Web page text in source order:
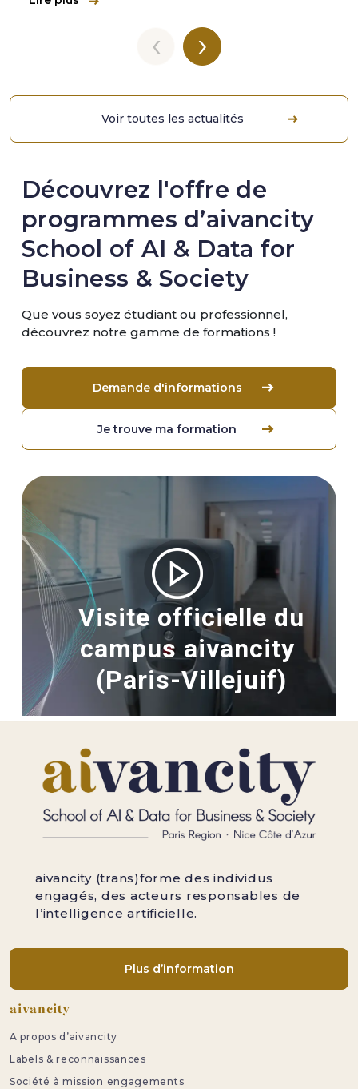
‹ ›
Voir toutes les actualités
Découvrez l'offre de
programmes d’aivancity
School of AI & Data for
Business & Society
Que vous soyez étudiant ou professionnel,
découvrez notre gamme de formations !
Demande d'informations
Je trouve ma formation
Image
Visite officielle du
campus aivancity
(Paris-Villejuif)
aivancity (trans)forme des individus
engagés, des acteurs responsables de
l’intelligence artificielle.
Plus d’information
Pied de page
aivancity
A propos d’aivancity
Labels & reconnaissances
Société à mission engagements